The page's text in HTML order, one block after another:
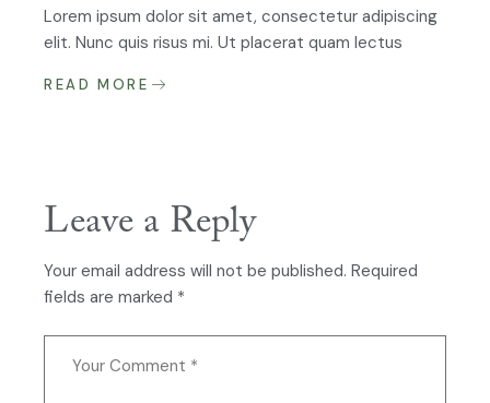
Lorem ipsum dolor sit amet, consectetur adipiscing
elit. Nunc quis risus mi. Ut placerat quam lectus
READ MORE
Leave a Reply
Your email address will not be published. Required
fields are marked *